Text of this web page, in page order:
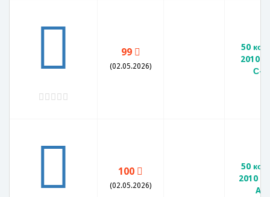
99
(02.05.2026)
50
2010
С-П
100
(02.05.2026)
50
2010 М
AU